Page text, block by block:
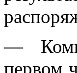
—
первом